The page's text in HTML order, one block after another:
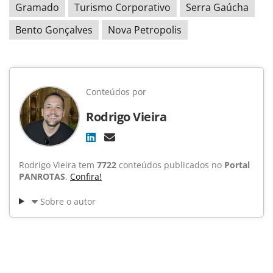
Gramado Turismo Corporativo
Serra Gaúcha
Bento Gonçalves
Nova Petropolis
Conteúdos por
Rodrigo Vieira
Rodrigo Vieira tem 7722 conteúdos publicados no Portal
PANROTAS. Confira!
Sobre o autor